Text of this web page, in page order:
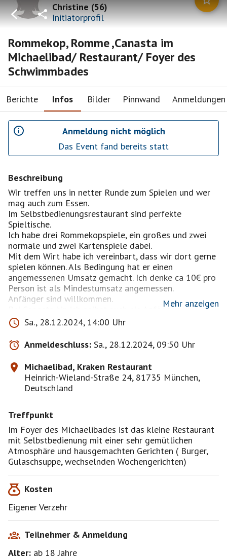
Christine(56)
Initiatorprofil
Rommekop, Romme ,Canasta im
Michaelibad/ Restaurant/ Foyer des
Schwimmbades
Berichte Infos Bilder Pinnwand Anmeldungen
Anmeldung nicht möglich
Das Event fand bereits statt
Beschreibung
Wir treffen uns in netter Runde zum Spielen und wer
mag auch zum Essen.
Im Selbstbedienungsrestaurant sind perfekte
Spieltische.
Ich habe drei Rommekopspiele, ein großes und zwei
normale und zwei Kartenspiele dabei.
Mit dem Wirt habe ich vereinbart, dass wir dort gerne
spielen können. Als Bedingung hat er einen
angemessenen Umsatz gemacht. Ich denke ca 10€ pro
Person ist als Mindestumsatz angemessen.
Anfänger sind willkommen.
Bei Canasta bin ich selbst auch ein Anfänger
Beim Michaelibad ist ein großer Parkplatz. Man findet
dort eigentlich immer einen Parkplatz.
Mit den Öffentlichen Verkehrsmitteln kommt man gut
mit der UBahn Haltestelle Michaelibad ( U5) zum
Schwimmbad. Man muss ca 5-10 Min dann Richtung
stadtauswärts laufen.
Bitte nur, wenn ein persönliches Profilbild vorhanden
ist, anmelden. Besten Dank
Mehr anzeigen
Sa., 28.12.2024, 14:00 Uhr
Anmeldeschluss: Sa., 28.12.2024, 09:50 Uhr
Michaelibad, Kraken Restaurant
Heinrich-Wieland-Straße 24, 81735 München,
Deutschland
Treffpunkt
Im Foyer des Michaelibades ist das kleine Restaurant
mit Selbstbedienung mit einer sehr gemütlichen
Atmosphäre und hausgemachten Gerichten ( Burger,
Gulaschsuppe, wechselnden Wochengerichten)
Kosten
Eigener Verzehr
Teilnehmer & Anmeldung
Alter: ab 18Jahre